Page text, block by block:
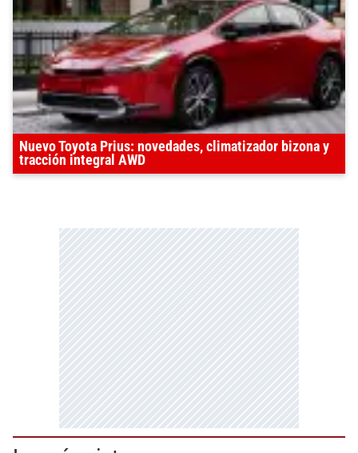
Nuevo Toyota Prius: novedades, climatizador bizona y
tracción integral AWD